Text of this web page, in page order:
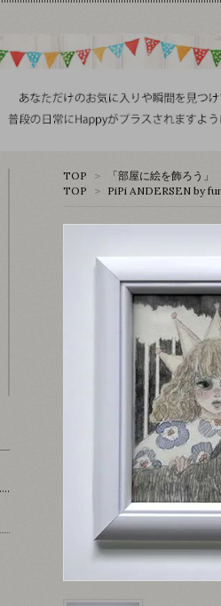
TOP >
「部屋に絵を飾ろう
TOP
> PiPi ANDERSEN by